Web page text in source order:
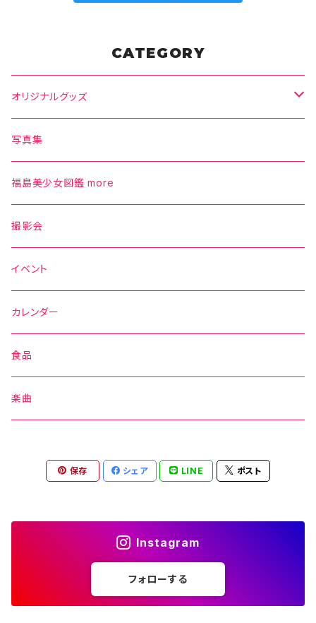
CATEGORY
オリジナルグッズ
Tシャツ
タオル
パーカー
スウェット
バッグ
帽子
写真集
福島美少女図鑑 more
撮影会
イベント
カレンダー
食品
楽曲
保存 シェア LINE ポスト
Instagram
フォローする